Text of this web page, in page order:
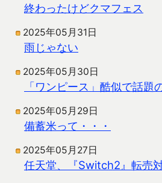
終わったけどクマフェス
2025年05月31日
雨じゃない
2025年05月30日
「ワンピース」酷似で話題
2025年05月29日
備蓄米って・・・
2025年05月27日
任天堂、『Switch2』転売